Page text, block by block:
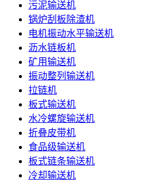
污泥输送机
锅炉刮板除渣机
电机振动水平输送机
沥水链板机
矿用输送机
振动整列输送机
拉链机
板式输送机
水冷螺旋输送机
折叠皮带机
食品级输送机
板式链条输送机
冷却输送机